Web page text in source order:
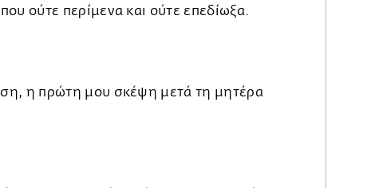
ούτε περίμενα και ούτε επεδίωξα.
η πρώτη μου σκέψη μετά τη μητέρα